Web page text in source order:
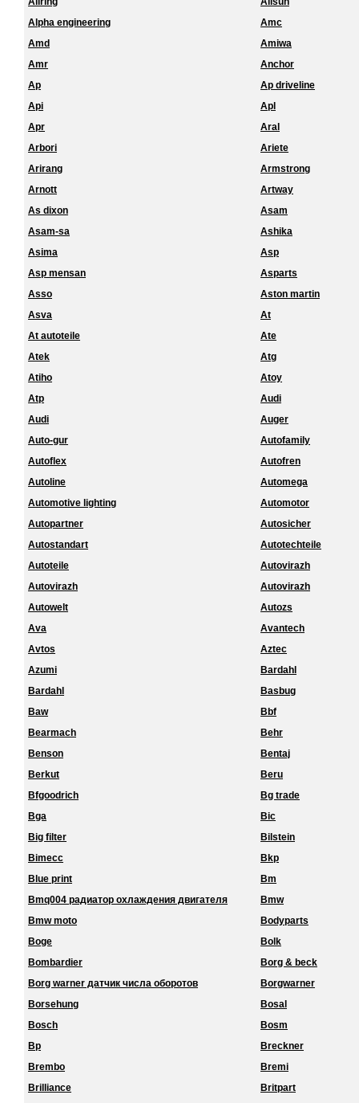
Alpha engineering
Amc
Amd
Amiwa
Amr
Anchor
Ap
Ap driveline
Api
Apl
Apr
Aral
Arbori
Ariete
Arirang
Armstrong
Arnott
Artway
As dixon
Asam
Asam-sa
Ashika
Asima
Asp
Asp mensan
Asparts
Asso
Aston martin
Asva
At
At autoteile
Ate
Atek
Atg
Atiho
Atoy
Atp
Audi
Audi
Auger
Auto-gur
Autofamily
Autoflex
Autofren
Autoline
Automega
Automotive lighting
Automotor
Autopartner
Autosicher
Autostandart
Autotechteile
Autoteile
Autovirazh
Autovirazh
Autovirazh
Autowelt
Autozs
Ava
Avantech
Avtos
Aztec
Azumi
Bardahl
Bardahl
Basbug
Baw
Bbf
Bearmach
Behr
Benson
Bentaj
Berkut
Beru
Bfgoodrich
Bg trade
Bga
Bic
Big filter
Bilstein
Bimecc
Bkp
Blue print
Bm
Bmq004 радиатор охлаждения двигателя
Bmw
Bmw moto
Bodyparts
Boge
Bolk
Bombardier
Borg & beck
Borg warner датчик числа оборотов
Borgwarner
Borsehung
Bosal
Bosch
Bosm
Bp
Breckner
Brembo
Bremi
Brilliance
Britpart